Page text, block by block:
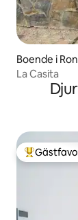
Boende i
La Casita
Populär